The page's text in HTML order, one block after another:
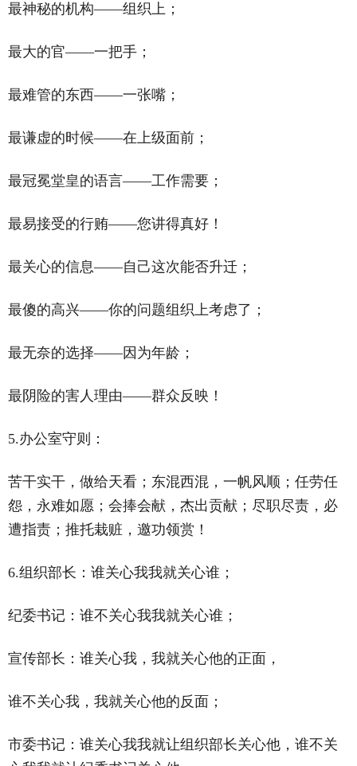
最神秘的机构——组织上；
最大的官——一把手；
最难管的东西——一张嘴；
最谦虚的时候——在上级面前；
最冠冕堂皇的语言——工作需要；
最易接受的行贿——您讲得真好！
最关心的信息——自己这次能否升迁；
最傻的高兴——你的问题组织上考虑了；
最无奈的选择——因为年龄；
最阴险的害人理由——群众反映！
5.办公室守则：
苦干实干，做给天看；东混西混，一帆风顺；任劳任
怨，永难如愿；会捧会献，杰出贡献；尽职尽责，必
遭指责；推托栽赃，邀功领赏！
6.组织部长：谁关心我我就关心谁；
纪委书记：谁不关心我我就关心谁；
宣传部长：谁关心我，我就关心他的正面，
谁不关心我，我就关心他的反面；
市委书记：谁关心我我就让组织部长关心他，谁不关